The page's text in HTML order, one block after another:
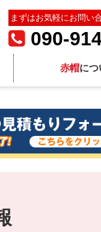
まずはお気軽にお問い
090-
赤帽につ